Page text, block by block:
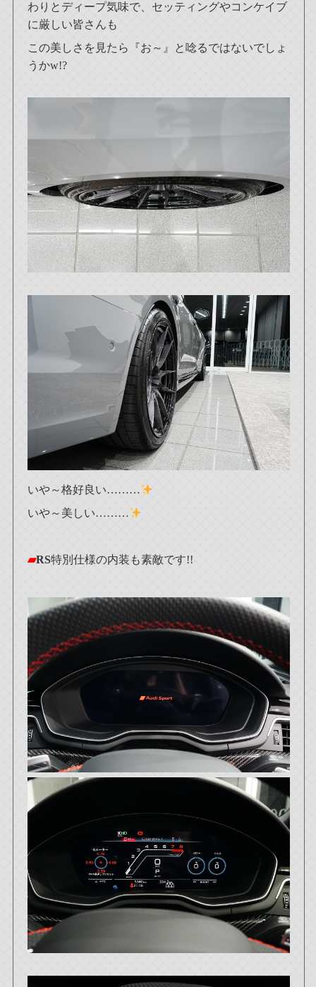
わりとディープ気味で、セッティングやコンケイブ
に厳しい皆さんも
この美しさを見たら『お～』と唸るではないでしょ
うかw!?
いや～格好良い………
いや～美しい………
▰RS特別仕様の内装も素敵です!!